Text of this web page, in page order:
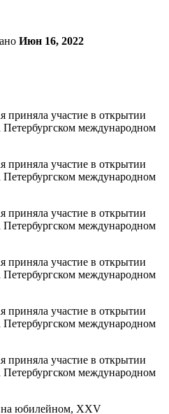
Июн 16, 2022
на юбилейном, XXV